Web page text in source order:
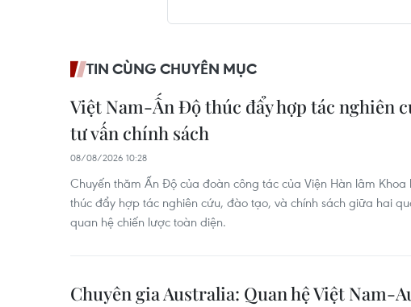
TIN CÙNG CHUYÊN MỤC
Việt Nam-Ấn Độ thúc đẩy hợp tác nghiên
tư vấn chính sách
08/08/2026 10:28
Chuyến thăm Ấn Độ của đoàn công tác của Viện Hàn lâm Khoa
thúc đẩy hợp tác nghiên cứu, đào tạo, và chính sách giữa hai
quan hệ chiến lược toàn diện.
Chuyên gia Australia: Quan hệ Việt Nam-